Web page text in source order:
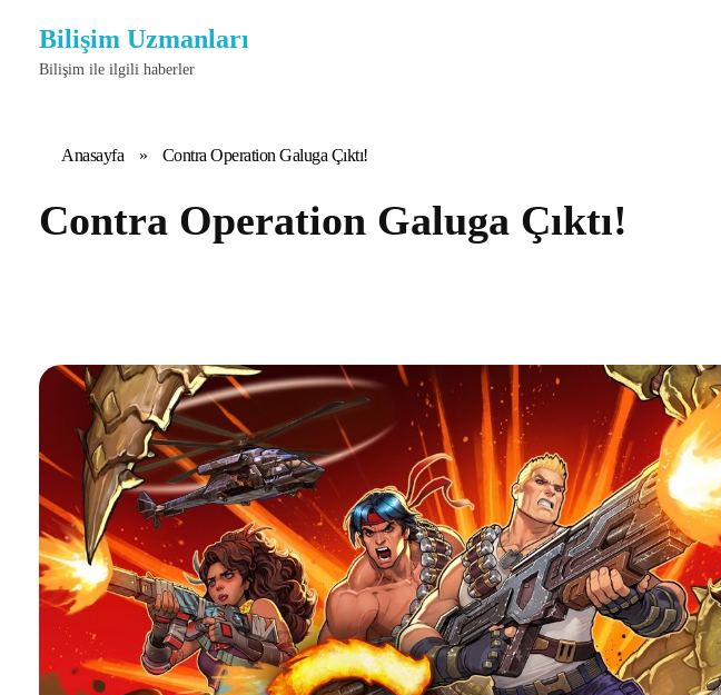
Bilişim Uzmanları
Bilişim ile ilgili haberler
Anasayfa » Contra Operation Galuga Çıktı!
Contra Operation Galuga Çıktı!